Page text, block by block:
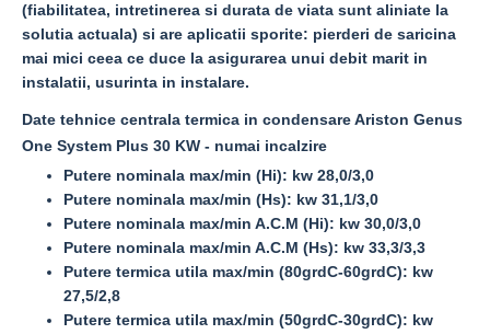
(fiabilitatea, intretinerea si durata de viata sunt aliniate la
solutia actuala) si are aplicatii sporite: pierderi de saricina
mai mici ceea ce duce la asigurarea unui debit marit in
instalatii, usurinta in instalare.
Date tehnice centrala termica in condensare Ariston Genus
One System Plus 30 KW - numai incalzire
Putere nominala max/min (Hi): kw 28,0/3,0
Putere nominala max/min (Hs): kw 31,1/3,0
Putere nominala max/min A.C.M (Hi): kw 30,0/3,0
Putere nominala max/min A.C.M (Hs): kw 33,3/3,3
Putere termica utila max/min (80grdC-60grdC): kw
27,5/2,8
Putere termica utila max/min (50grdC-30grdC): kw